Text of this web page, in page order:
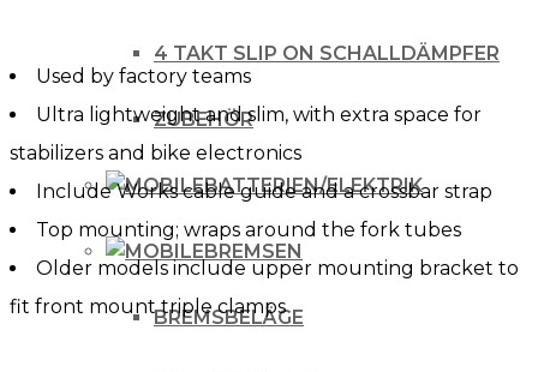
4 TAKT SLIP ON SCHALLDÄMPFER
ZUBEHÖR
BATTERIEN/ELEKTRIK
BREMSEN
BREMSBELÄGE
Used by factory teams
Ultra lightweight and slim, with extra space for
stabilizers and bike electronics
Include Works cable guide and a crossbar strap
Top mounting; wraps around the fork tubes
Older models include upper mounting bracket to
fit front mount triple clamps